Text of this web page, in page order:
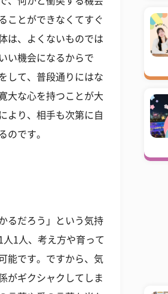
ことができなくてすぐ
は、よくないものでは
い機会になるからで
して、普段通りにはな
大な心を持つことが大
より、相手も次第に自
のです。
るだろう」という気持
1人、考え方や育って
能です。ですから、気
がギクシャクしてしま